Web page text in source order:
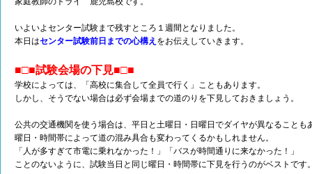
いよいよセンター試験まで残すところ１週間となりました。
本日はセンター試験前日までの心構え をお伝えしていきます。
■□■試験会場の下見■□■
学校によっては、「高校に集合して全員で行く」こともあります。
しかし、そうでない場合は必ず会場までの道のりを下見しておきましょう。
公共の交通機関を使う場合は、平日と土曜日・日曜日でダイヤが異なることも
曜日・時間帯によって道の混み具合も変わってくるかもしれません。
「人が多すぎて市電に乗れなかった！」「バスが時間通りに来なかった！」
ことのないように、試験当日と同じ曜日・時間帯に下見を行うのがベストです